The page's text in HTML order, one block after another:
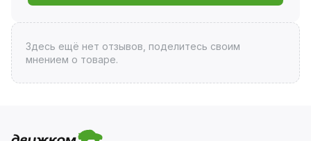
Здесь ещё нет отзывов, поделитесь своим
мнением о товаре.